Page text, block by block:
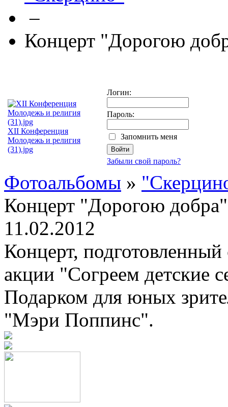
–
Концерт "Дорогою
XII Конференция
Молодежь и религия
(31).jpg
Логин:
Пароль:
Запомнить меня
Забыли свой пароль?
Фотоальбомы »
Концерт "Дорогою добра"
11.02.2012
Концерт,
акции "Согреем детские
Подарком для юных
"Мэри Поппинс".